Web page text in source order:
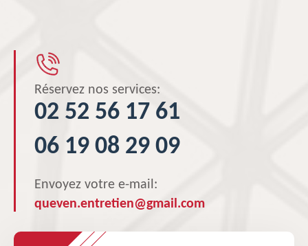
Réservez nos services:
02 52 56 17 61
06 19 08 29 09
Envoyez votre e-mail:
queven.entretien@gmail.com